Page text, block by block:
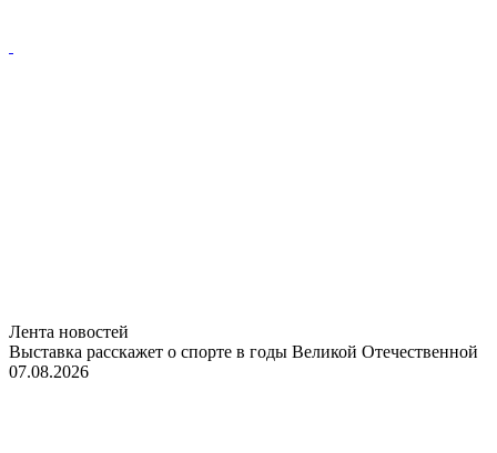
Лента новостей
Выставка расскажет о спорте в годы Великой Отечественной
07.08.2026